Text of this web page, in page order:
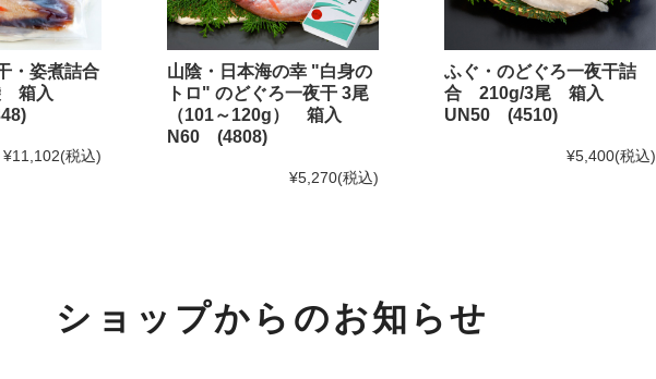
おひとりさま鍋シリーズ
めしともシリーズ
Shinwaカフェシリーズ
ふんわり焼きあげシリーズ
お試しセット
・姿煮詰合
箱入
¥11,102(税込)
山陰・日本海の幸 "白身の
トロ" のどぐろ一夜干 3尾
（101～120g） 箱入
N60 (4808)
¥5,270(税込)
ふぐ・のどぐろ一夜干詰
合 210g/3尾 箱入
UN50 (4510)
¥5,400(税込)
ショップからのお知らせ